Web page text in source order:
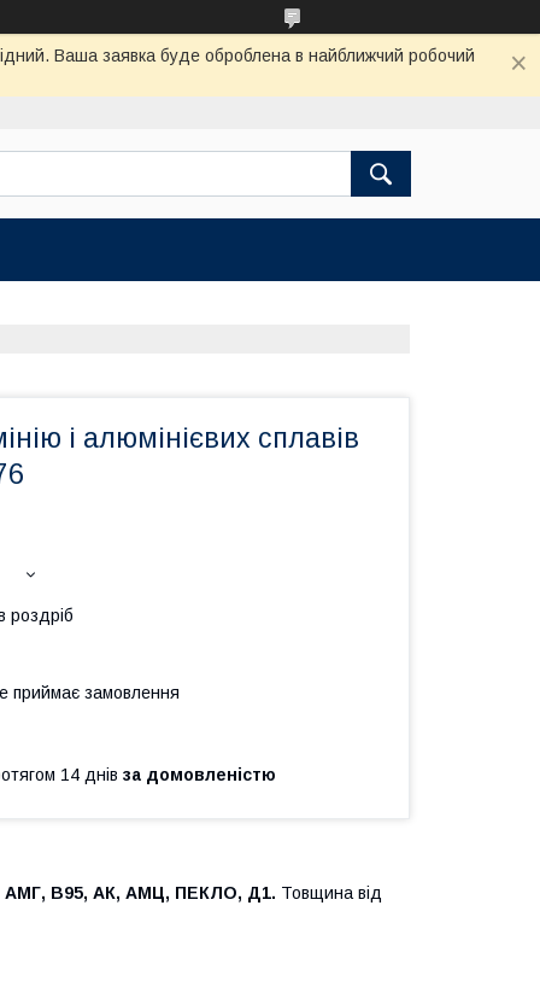
Ваша заявка буде оброблена в найближчий робочий
і алюмінієвих сплавів
роздріб
приймає замовлення
14 днів за домовленістю
АМГ, В95, АК, АМЦ, ПЕКЛО, Д1. Товщина від